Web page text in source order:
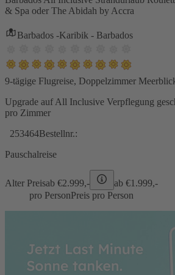
& Spa oder The Abidah by Accra
Barbados -Karibik - Barbados
9-tägige Flugreise, Doppelzimmer
Upgrade auf All Inclusive Verpflegung
pro Zimmer
253464Bestellnr.:
Pauschalreise
Alter Preisab €2.999,- ab €1.999,-
pro PersonPreis pro Person